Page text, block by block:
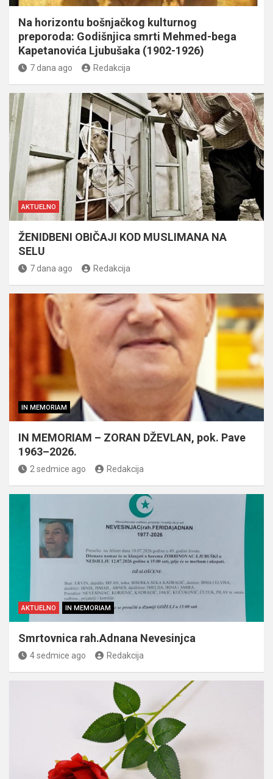
Na horizontu bošnjačkog kulturnog
preporoda: Godišnjica smrti Mehmed-bega
Kapetanovića Ljubušaka (1902-1926)
7 dana ago Redakcija
AKTUELNO
ŽENIDBENI OBIČAJI KOD MUSLIMANA NA
SELU
7 dana ago Redakcija
IN MEMORIAM
IN MEMORIAM – ZORAN DŽEVLAN, pok. Pave
1963–2026.
2 sedmice ago Redakcija
AKTUELNO IN MEMORIAM
Smrtovnica rah.Adnana Nevesinjca
4 sedmice ago Redakcija